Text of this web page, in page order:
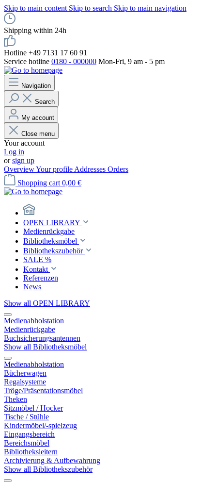
Skip to main content Skip to search Skip to main navigation
Shipping within 24h
Hotline +49 7131 17 60 91
Service hotline 0180 - 000000 Mon-Fri, 9 am - 5 pm
Navigation
Search
My account
Close menu
Your account
Log in
orsign up
OverviewYour profile Addresses Orders
Shopping cart 0,00 €
OPEN LIBRARY
Medienrückgabe
Bibliotheksmöbel
Bibliothekszubehör
SALE %
Kontakt
Referenzen
News
Show all OPEN LIBRARY
Medienabholstation
Medienrückgabe
Buchsicherungsantennen
Show all Bibliotheksmöbel
Medienabholstation
Bücherwagen
Regalsysteme
Tröge/Präsentationsmöbel
Theken
Sitzmöbel / Hocker
Tische / Stühle
Kindermöbel/-spielzeug
Eingangsbereich
Bereichsmöbel
Bibliotheksleitern
Archivierung & Aufbewahrung
Show all Bibliothekszubehör